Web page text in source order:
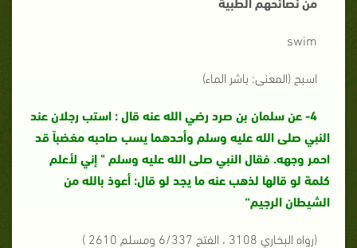
swim
اسبح (المعنى: باشر الماء)
4- عن سلمان بن صرد رضي الله عنه قال : استب رجلان عند
النبي صلى الله عليه وسلم وأحدهما يسب صاحبه مغضباً قد
احمر وجهه. فقال النبي صلى الله عليه وسلم " إني لأعلم
كلمة لو قالها لذهب عنه ما يجد لو قال: أعوذ بالله من
الشيطان الرجيم“
(رواه البخاري 3108 ، الفتح 6/337 ومسلم 2610 )